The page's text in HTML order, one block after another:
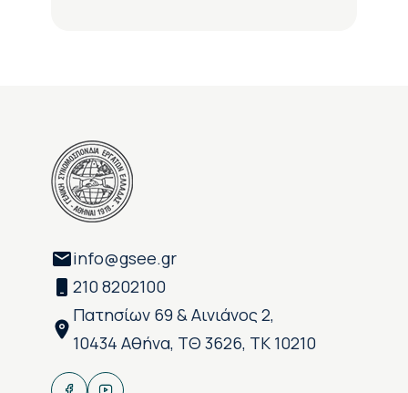
info@gsee.gr
210 8202100
Πατησίων 69 & Αινιάνος 2,
10434 Αθήνα, ΤΘ 3626, ΤΚ 10210